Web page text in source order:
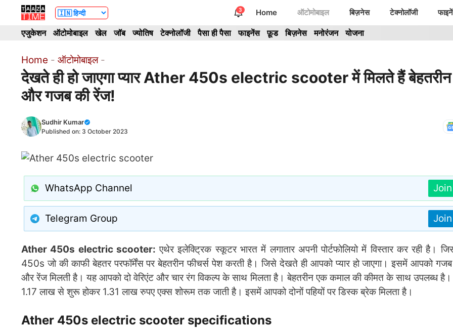
content
3 Home ऑटोमोबाइल बिज़नेस टेक्नोलॉजी
एजुकेशन ऑटोमोबाइल खेल जॉब ज्योतिष टेक्नोलॉजी पैसा ही पैसा फाइनेंस फ़ूड बिज़नेस मनोरंजन योजना
Home - ऑटोमोबाइल-
देखते ही हो जाएगा प्यार Ather 450s electric scooter में मिलते हैं बेहतरीन
और गजब की रेंज!
Sudhir Kumar
Published on: 3 October 2023
WhatsApp Channel
Telegram Group
Ather 450s electric scooter: एथेर इलेक्ट्रिक स्कूटर भारत में लगातार अपनी पोर्टफोलियो में विस्तार कर रही है।
450s जो की काफी बेहतर परफॉर्मेंस पर बेहतरीन फीचर्स पेश करती है। जिसे देखते ही आपको प्यार हो जाएगा। इसमें आपको गजब
और रेंज मिलती है। यह आपको दो वेरिएंट और चार रंग विकल्प के साथ मिलता है। बेहतरीन एक कमाल की कीमत के साथ उपलब्ध
1.17 लाख से शुरू होकर 1.31 लाख रुपए एक्स शोरूम तक जाती है। इसमें आपको दोनों पहियों पर डिस्क ब्रेक मिलता है।
Ather 450s electric scooter specifications